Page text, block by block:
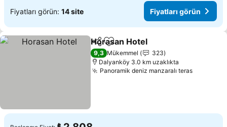
Fiyatları görün: 14 site Fiyatları görün
PaylaşFavorilerime ekle
Horasan Hotel
9,3 Mükemmel
323
Dalyanköy 3.0 km uzaklıkta
Panoramik deniz manzaralı terasFiyatları